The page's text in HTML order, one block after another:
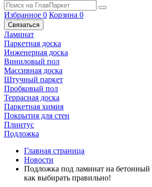
Избранное 0 Корзина 0
Связаться
Ламинат
Паркетная доска
Инженерная доска
Виниловый пол
Массивная доска
Штучный паркет
Пробковый пол
Террасная доска
Паркетная химия
Покрытия для стен
Плинтус
Подложка
Главная страница
Новости
Подложка под ламинат на бетонный
как выбирать правильно!